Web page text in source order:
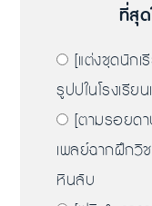
ที่สุ
[แต่งชุดนักเ
รูปปในโรงเรีย
[ตามรอยด
เพลย์ฉากฝึกวิ
หินลับ